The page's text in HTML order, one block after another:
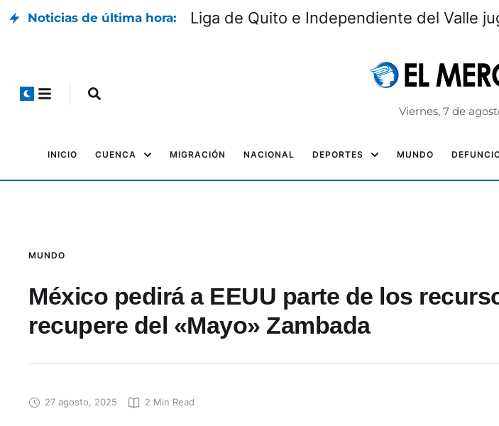
Noticias de última hora: Liga de Quito e Independiente del Valle
Viernes, 7 de
INICIO CUENCA MIGRACIÓN NACIONAL DEPORTES MUNDO
MUNDO
México pedirá a EEUU parte de los
recupere del «Mayo» Zambada
27 agosto, 2025 2 Min Read